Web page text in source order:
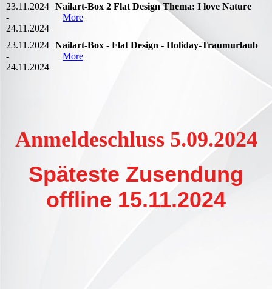
23.11.2024
-
24.11.2024
Nailart-Box 2 Flat Design Thema: I love Nature
More
23.11.2024
-
24.11.2024
Nailart-Box - Flat Design - Holiday-Traumurlaub
More
Anmeldeschluss 5.09.2024
Späteste Zusendung
offline 15.11.2024